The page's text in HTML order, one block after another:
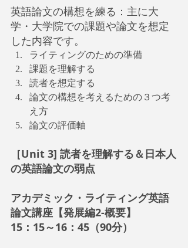
英語論文の構想を練る：主に大
学・大学院での課題や論文を想定
した内容です。
ライティングのための準備
課題を理解する
読者を想定する
論文の構想を考えるための３つ考
え方
論文の評価軸
［Unit 3] 読者を理解する＆日本人
の英語論文の弱点
アカデミック・ライティング英語
論文講座【発展編2-概要】
15：15～16：45（90分）